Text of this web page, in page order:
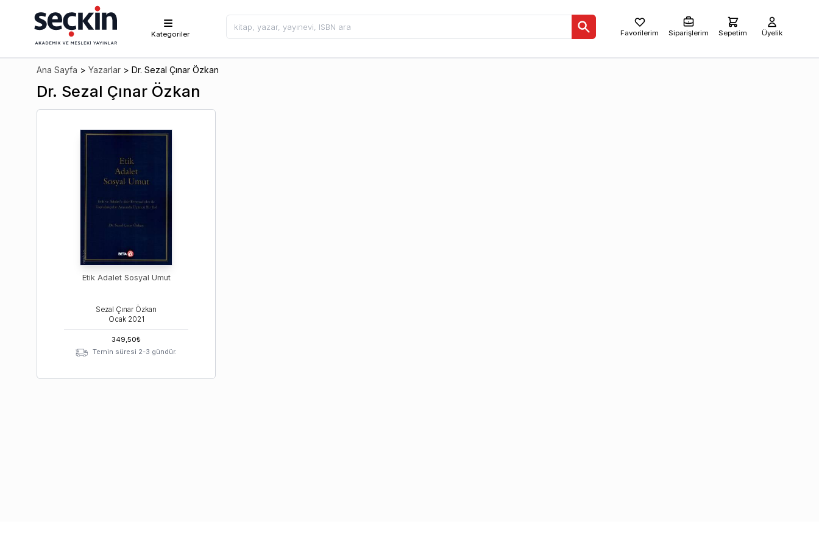
Kategoriler Favorilerim Siparişlerim Sepetim Üyelik
Ana Sayfa > Yazarlar > Dr. Sezal Çınar Özkan
Dr. Sezal Çınar Özkan
Etik Adalet Sosyal Umut
Sezal Çınar Özkan
Ocak 2021
349,50₺
Temin süresi 2-3 gündür.